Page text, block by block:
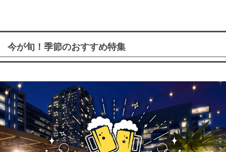
今が旬！季節のおすすめ特集